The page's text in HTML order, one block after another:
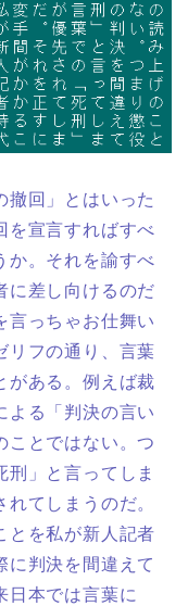
撤回」とはいった
宣言すればすべ
か。それを諭すべ
に差し向けるのだ
っちゃお仕舞い
リフの通り、言葉
がある。例えば裁
よる「判決の言い
ことではない。つ
刑」と言ってしま
てしまうのだ。
とを私が新人記者
に判決を間違えて
本では言葉に